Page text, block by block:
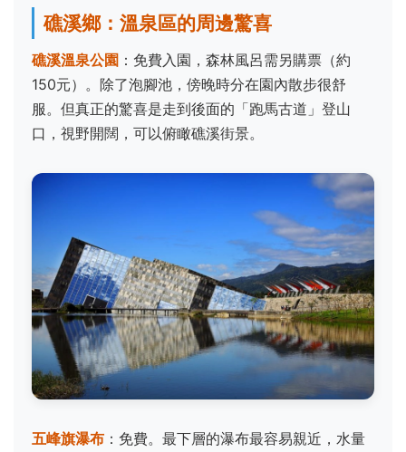
礁溪鄉：溫泉區的周邊驚喜
礁溪溫泉公園 ：免費入園，森林風呂需另購票（約
150元）。除了泡腳池，傍晚時分在園內散步很舒
服。但真正的驚喜是走到後面的「跑馬古道」登山
口，視野開闊，可以俯瞰礁溪街景。
五峰旗瀑布 ：免費。最下層的瀑布最容易親近，水量